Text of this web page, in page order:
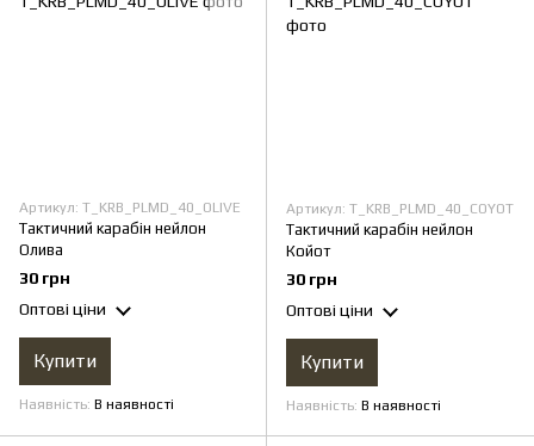
Артикул: T_KRB_PLMD_40_OLIVE
Тактичний карабін нейлон
Олива
30 грн
Оптові ціни
Купити
Наявність В наявності
Артикул: T_KRB_PLMD_40_COYOT
Тактичний карабін нейлон
Койот
30 грн
Оптові ціни
Купити
Наявність В наявності